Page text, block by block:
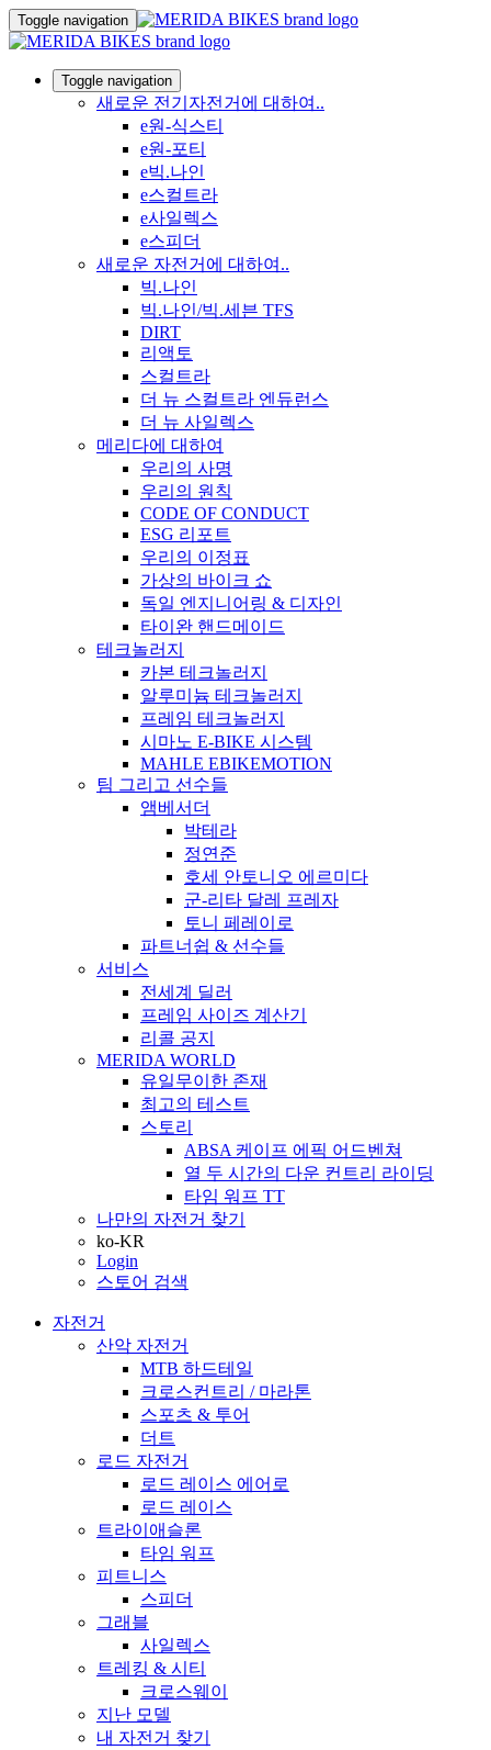
Toggle navigation
Toggle navigation
새로운 전기자전거에 대하여..
e원-식스티
e원-포티
e빅.나인
e스컬트라
e사일렉스
e스피더
새로운 자전거에 대하여..
빅.나인
빅.나인/빅.세븐 TFS
DIRT
리액토
스컬트라
더 뉴 스컬트라 엔듀런스
더 뉴 사일렉스
메리다에 대하여
우리의 사명
우리의 원칙
CODE OF CONDUCT
ESG 리포트
우리의 이정표
가상의 바이크 쇼
독일 엔지니어링 & 디자인
타이완 핸드메이드
테크놀러지
카본 테크놀러지
알루미늄 테크놀러지
프레임 테크놀러지
시마노 E-BIKE 시스템
MAHLE EBIKEMOTION
팀 그리고 선수들
앰베서더
박테라
정연준
호세 안토니오 에르미다
군-리타 달레 프레자
토니 페레이로
파트너쉽 & 선수들
서비스
전세계 딜러
프레임 사이즈 계산기
리콜 공지
MERIDA WORLD
유일무이한 존재
최고의 테스트
스토리
ABSA 케이프 에픽 어드벤쳐
열 두 시간의 다운 컨트리 라이딩
타임 워프 TT
나만의 자전거 찾기
ko-KR
Login
스토어 검색
자전거
산악 자전거
MTB 하드테일
크로스컨트리 / 마라톤
스포츠 & 투어
더트
로드 자전거
로드 레이스 에어로
로드 레이스
트라이애슬론
타임 워프
피트니스
스피더
그래블
사일렉스
트레킹 & 시티
크로스웨이
지난 모델
내 자전거 찾기